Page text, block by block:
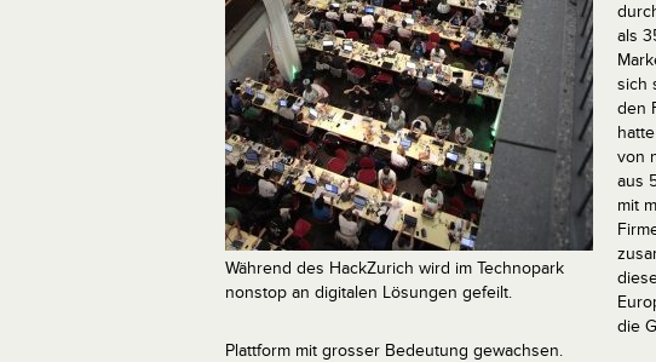
Während des HackZurich wird im Technopark
nonstop an digitalen Lösungen gefeilt.
als
sich
den
von
aus
mit
die
Plattform mit grosser Bedeutung gewachsen.